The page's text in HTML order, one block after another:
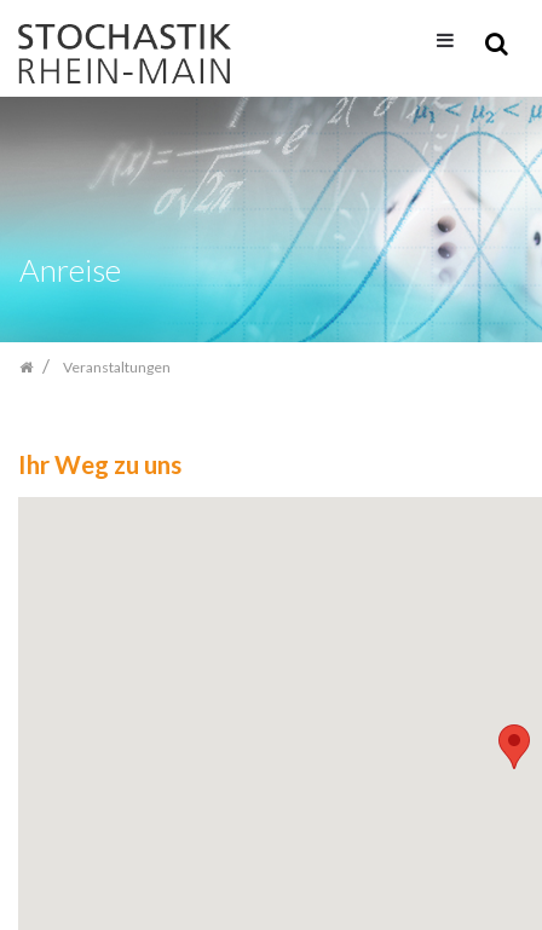
Inhalt
springen
Anreise
Veranstaltungen
Ihr Weg zu uns